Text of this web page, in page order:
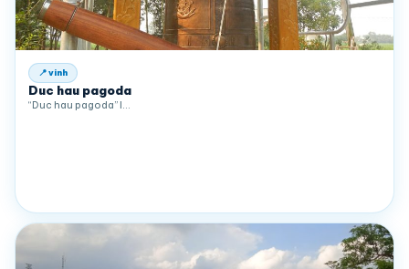
📍 vinh
Duc hau pagoda
“Duc hau pagoda” l…